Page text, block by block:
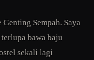
Sempah. Saya
bawa baju
sekali lagi